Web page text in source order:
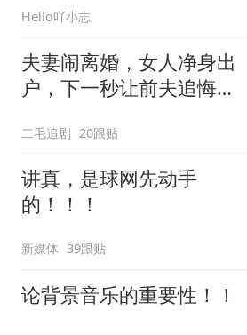
Hello吖小志
夫妻闹离婚，女人净身出
户，下一秒让前夫追悔莫
二毛追剧 20跟贴
讲真，是球网先动手
的！！！
新媒体 39跟贴
论背景音乐的重要性！！